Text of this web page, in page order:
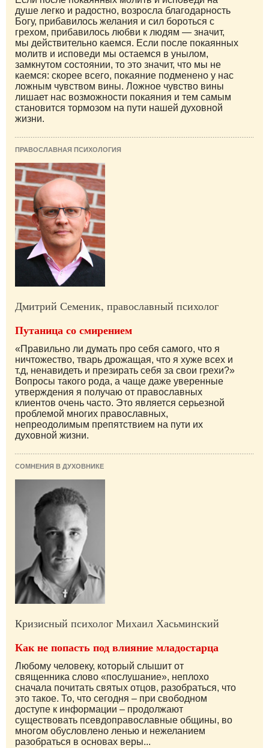
душе легко и радостно, возросла благодарность
Богу, прибавилось желания и сил бороться с
грехом, прибавилось любви к людям — значит,
мы действительно каемся. Если после покаянных
молитв и исповеди мы остаемся в унылом,
замкнутом состоянии, то это значит, что мы не
каемся: скорее всего, покаяние подменено у нас
ложным чувством вины. Ложное чувство вины
лишает нас возможности покаяния и тем самым
становится тормозом на пути нашей духовной
жизни.
ПРАВОСЛАВНАЯ ПСИХОЛОГИЯ
Дмитрий Семеник, православный психолог
Путаница со смирением
«Правильно ли думать про себя самого, что я
ничтожество, тварь дрожащая, что я хуже всех и
т.д, ненавидеть и презирать себя за свои грехи?»
Вопросы такого рода, а чаще даже уверенные
утверждения я получаю от православных
клиентов очень часто. Это является серьезной
проблемой многих православных,
непреодолимым препятствием на пути их
духовной жизни.
СОМНЕНИЯ В ДУХОВНИКЕ
Кризисный психолог Михаил Хасьминский
Как не попасть под влияние младостарца
Любому человеку, который слышит от
священника слово «послушание», неплохо
сначала почитать святых отцов, разобраться, что
это такое. То, что сегодня – при свободном
доступе к информации – продолжают
существовать псевдоправославные общины, во
многом обусловлено ленью и нежеланием
разобраться в основах веры...